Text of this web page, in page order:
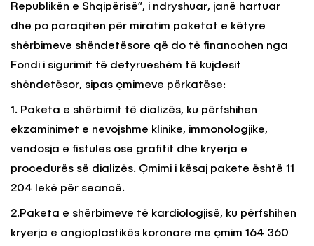
Republikën e Shqipërisë”, i ndryshuar, janë hartuar
dhe po paraqiten për miratim paketat e këtyre
shërbimeve shëndetësore që do të financohen nga
Fondi i sigurimit të detyrueshëm të kujdesit
shëndetësor, sipas çmimeve përkatëse:
1. Paketa e shërbimit të dializës, ku përfshihen
ekzaminimet e nevojshme klinike, immonologjike,
vendosja e fistules ose grafitit dhe kryerja e
procedurës së dializës. Çmimi i kësaj pakete është 11
204 lekë për seancë.
2.Paketa e shërbimeve të kardiologjisë, ku përfshihen
kryerja e angioplastikës koronare me çmim 164 360